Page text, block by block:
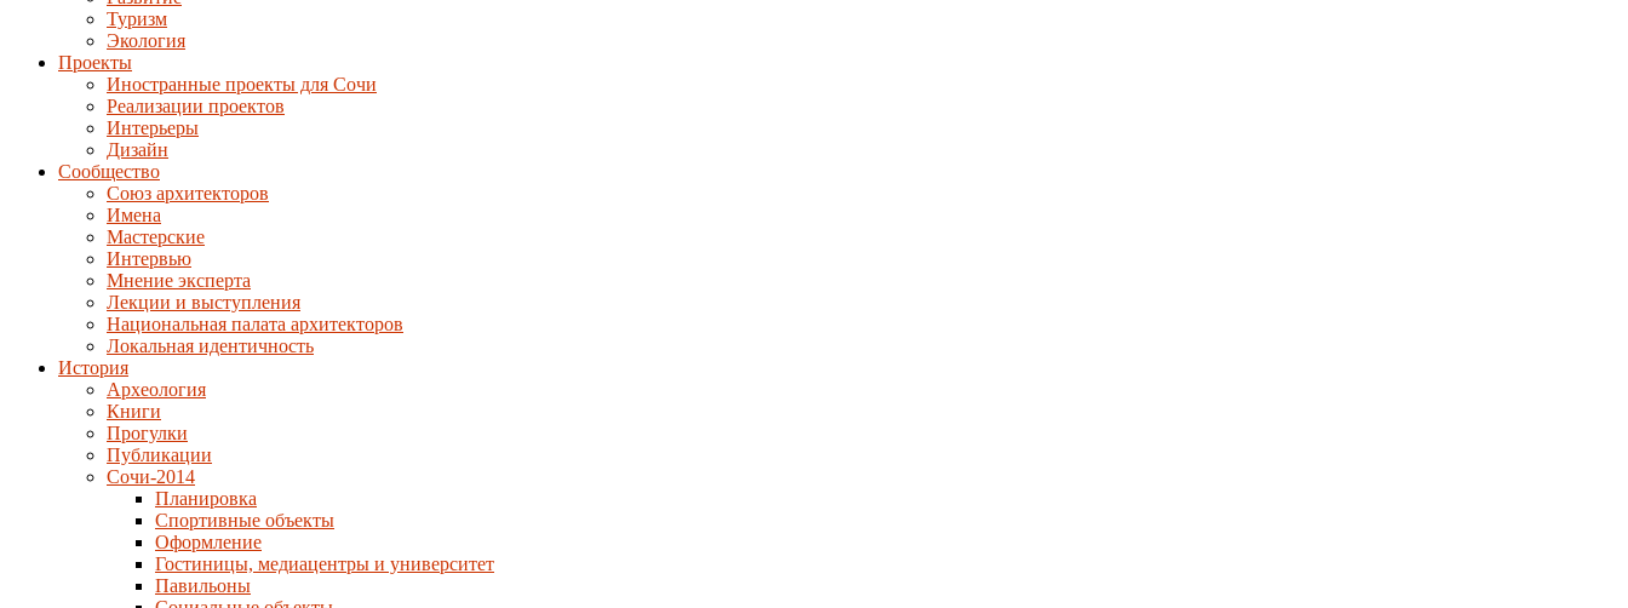
Туризм
Экология
Проекты
Иностранные проекты для Сочи
Реализации проектов
Интерьеры
Дизайн
Сообщество
Союз архитекторов
Имена
Мастерские
Интервью
Мнение эксперта
Лекции и выступления
Национальная палата архитекторов
Локальная идентичность
История
Археология
Книги
Прогулки
Публикации
Сочи-2014
Планировка
Спортивные объекты
Оформление
Гостиницы, медиацентры и университет
Павильоны